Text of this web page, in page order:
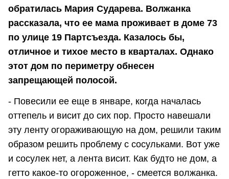
обратилась Мария Сударева. Волжанка
рассказала, что ее мама проживает в доме 73
по улице 19 Партсъезда. Казалось бы,
отличное и тихое место в кварталах. Однако
этот дом по периметру обнесен
запрещающей полосой.
- Повесили ее еще в январе, когда началась
оттепель и висит до сих пор. Просто навешали
эту ленту огораживающую на дом, решили таким
образом решить проблему с сосульками. Вот уже
и сосулек нет, а лента висит. Как будто не дом, а
гетто какое-то огороженное, - смеется волжанка.